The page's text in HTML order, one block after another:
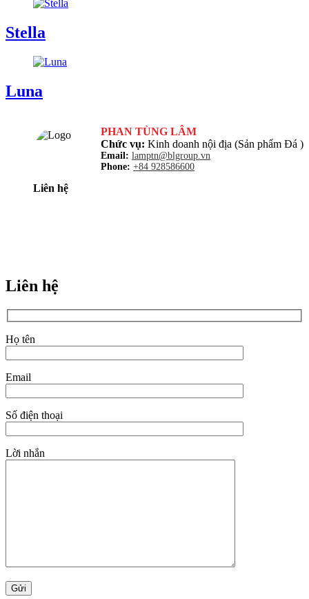
Stella
Luna
PHAN TÙNG LÂM
Chức vụ: Kinh doanh nội địa (Sản phẩm Đá )
Email: lamptn@blgroup.vn
Phone: +84 928586600
Liên hệ
Liên hệ
Họ tên
Email
Số điện thoại
Lời nhắn